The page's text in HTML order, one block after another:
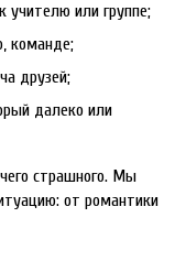
учителю или группе;
команде;
друзей;
далеко или
страшного. Мы
от романтики